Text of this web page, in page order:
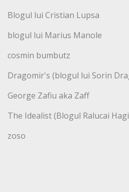
Blogul lui Cristian Lupsa
blogul lui Marius Manole
cosmin bumbutz
Dragomir's (blogul lui Sorin
George Zafiu aka Zaff
The Idealist (Blogul Ralucai
zoso